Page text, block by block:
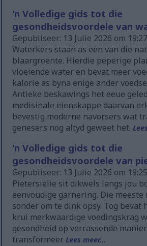
'n Volledige gids tot die
gesondheidsvoordele van
Gepubliseer: 13 Julie 2026 om
Waterkers staan as een van die
blaargroente. Hierdie peperige
vloeiende water en bevat meer
kalorie as byna enige ander
Antieke beskawings het eeue
medisinale eienskappe daarvan
bevestig moderne navorsers wat
genesers nog altyd geweet het.
'n Volledige gids tot die
gesondheidsvoordele van
Gepubliseer: 13 Julie 2026 om
Pietersielie sit dikwels langs jou
eenvoudige garnering. Die
sonder om te dink opsy. Tog bevat
krui merkwaardige voedingskrag
gesondheid op verrassende
transformeer.Lees meer...